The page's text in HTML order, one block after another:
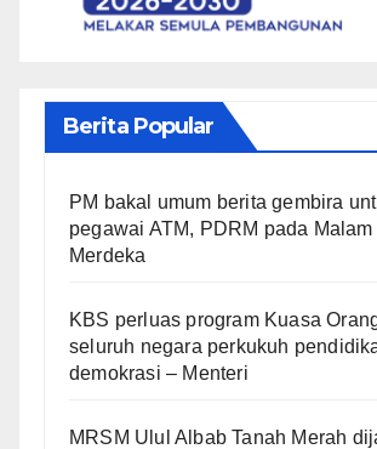
Berita Popular
PM bakal umum berita gembira
pegawai ATM, PDRM pada Malam
Merdeka
KBS perluas program Kuasa
seluruh negara perkukuh
demokrasi – Menteri
MRSM Ulul Albab Tanah Merah